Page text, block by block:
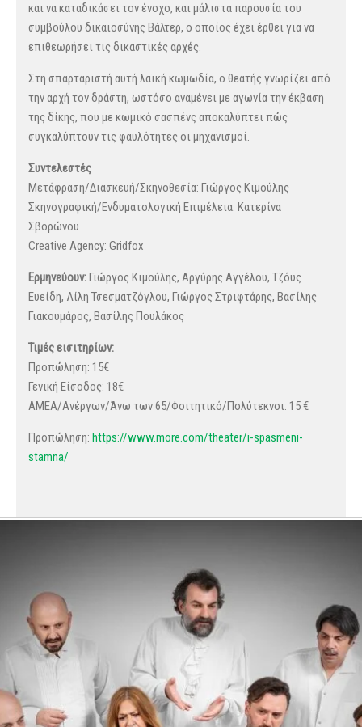
και να καταδικάσει τον ένοχο, και μάλιστα παρουσία του
συμβούλου δικαιοσύνης Βάλτερ, ο οποίος έχει έρθει για να
επιθεωρήσει τις δικαστικές αρχές.
Στη σπαρταριστή αυτή λαϊκή κωμωδία, ο θεατής γνωρίζει από
την αρχή τον δράστη, ωστόσο αναμένει με αγωνία την έκβαση
της δίκης, που με κωμικό σασπένς αποκαλύπτει πώς
συγκαλύπτουν τις φαυλότητες οι μηχανισμοί.
Συντελεστές
Μετάφραση/Διασκευή/Σκηνοθεσία: Γιώργος Κιμούλης
Σκηνογραφική/Ενδυματολογική Επιμέλεια: Κατερίνα
Σβορώνου
Creative Agency: Gridfox
Ερμηνεύουν:Γιώργος Κιμούλης, Αργύρης Αγγέλου, Τζόυς
Ευείδη, Λίλη Τσεσματζόγλου, Γιώργος Στριφτάρης, Βασίλης
Γιακουμάρος, Βασίλης Πουλάκος
Τιμές εισιτηρίων:
Προπώληση: 15€
Γενική Είσοδος: 18€
ΑΜΕΑ/Ανέργων/Άνω των 65/Φοιτητικό/Πολύτεκνοι: 15 €
Προπώληση: https://www.more.com/theater/i-spasmeni-
stamna/